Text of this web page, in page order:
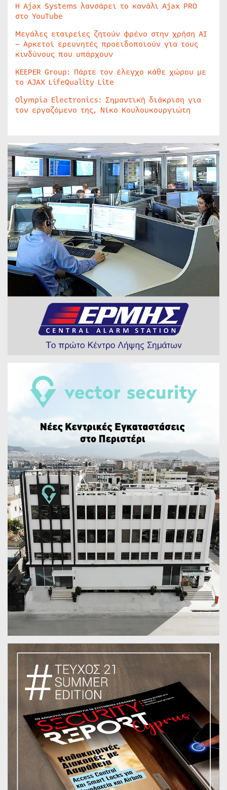
Η Ajax Systems λανσάρει το κανάλι Ajax PRO
στο YouTube
Μεγάλες εταιρείες ζητούν φρένο στην χρήση AI
– Αρκετοί ερευνητές προειδοποιούν για τους
κινδύνους που υπάρχουν
KEEPER Group: Πάρτε τον έλεγχο κάθε χώρου με
το AJAX LifeQuality Lite
Olympia Electronics: Σημαντική διάκριση για
τον εργαζόμενο της, Νίκο Κουλουκουργιώτη